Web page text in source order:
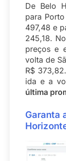
De Belo
para
497,48 e
245,18.
preços e
volta de
R$
ida e a
última
Garanta